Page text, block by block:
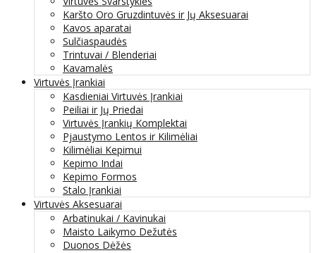
Karšto Oro Gruzdintuvės ir Jų Aksesuarai
Kavos aparatai
Sulčiaspaudės
Trintuvai / Blenderiai
Kavamalės
Virtuvės Įrankiai
Kasdieniai Virtuvės Įrankiai
Peiliai ir Jų Priedai
Virtuvės Įrankių Komplektai
Pjaustymo Lentos ir Kilimėliai
Kilimėliai Kepimui
Kepimo Indai
Kepimo Formos
Stalo Įrankiai
Virtuvės Aksesuarai
Arbatinukai / Kavinukai
Maisto Laikymo Dežutės
Duonos Dėžės